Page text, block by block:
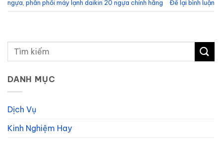
ngựa phân phối máy lạnh daikin 20 ngựa chính hãng Để lại bình luận
DANH MỤC
Dịch Vụ
Kinh Nghiệm Hay